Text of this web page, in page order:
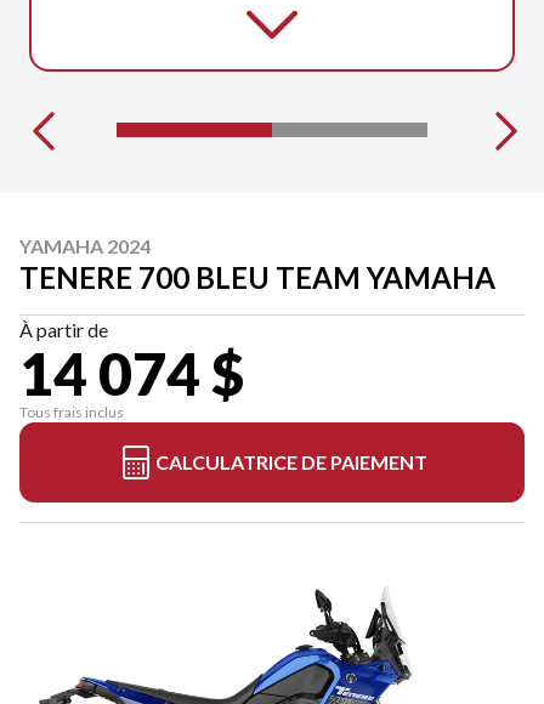
YAMAHA 2024
TENERE 700 BLEU TEAM YAMAHA
À partir de
14 074 $
Tous frais inclus
CALCULATRICE DE PAIEMENT